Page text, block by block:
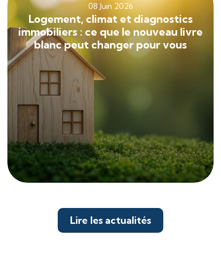
08 Juin 2026
Logement, climat et diagnostics
immobiliers : ce que le nouveau livre
blanc peut changer pour vous
Lire les actualités